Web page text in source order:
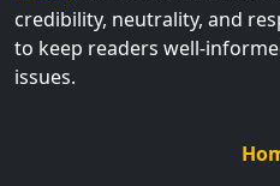
credibility, neutrality, and
to keep readers well-
issues.